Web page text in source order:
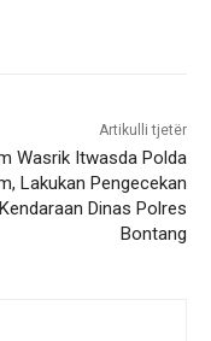
Artikulli tjetër
Wasrik Itwasda Polda
Lakukan Pengecekan
Kendaraan Dinas Polres
Bontang